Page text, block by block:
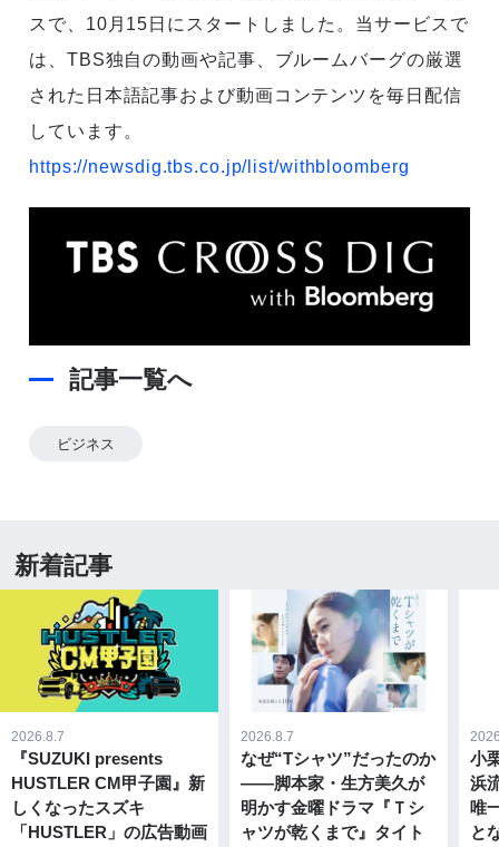
スで、10月15日にスタートしました。当サービスで
は、TBS独自の動画や記事、ブルームバーグの厳選
された日本語記事および動画コンテンツを毎日配信
しています。
https://newsdig.tbs.co.jp/list/withbloomberg
記事一覧へ
ビジネス
新着記事
『SUZUKI presents
HUSTLER CM甲子園』新
しくなったスズキ
「HUSTLER」の広告動画
2026.8.7
なぜ“Tシャツ”だったのか
――脚本家・生方美久が
明かす金曜ドラマ『Ｔシ
ャツが乾くまで』タイト
2026.8.7
小
浜
唯
と